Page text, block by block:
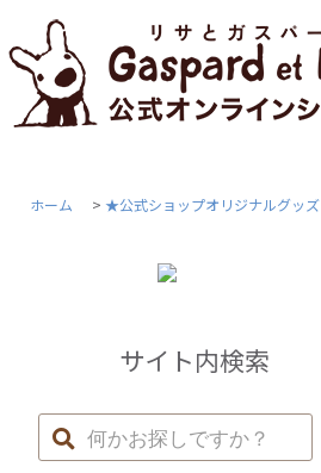
ホーム > ★公式ショップオリジナルグッズ
サイト内検索